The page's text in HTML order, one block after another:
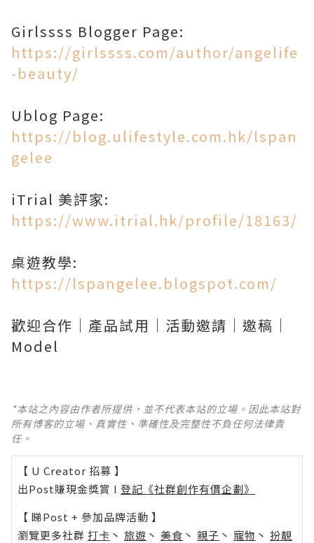
Girlssss Blogger Page:
https://girlssss.com/author/angelife
-beauty/
Ublog Page:
https://blog.ulifestyle.com.hk/lspan
gelee
iTrial 美評家:
https://www.itrial.hk/profile/18163/
桌遊教學:
https://lspangelee.blogspot.com/
歡迎合作｜產品試用｜活動邀請｜邀稿｜
Model
*本站之內容由作者所提供，並不代表本站的立場。因此本站對
所有博客的立場、真實性、準確性及完整性不負任何法律責
任。
【 U Creator 招募 】
出Post賺現金獎賞 l 登記《社群創作有價企劃》
【 睇Post + 參加品牌活動 】
瀏覽更多社群 打卡 丶 旅遊 丶 美食 丶 親子 丶 寵物 丶 扮靚